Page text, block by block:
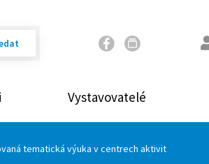
Vystavovatelé
tematická výuka v centrech aktivit